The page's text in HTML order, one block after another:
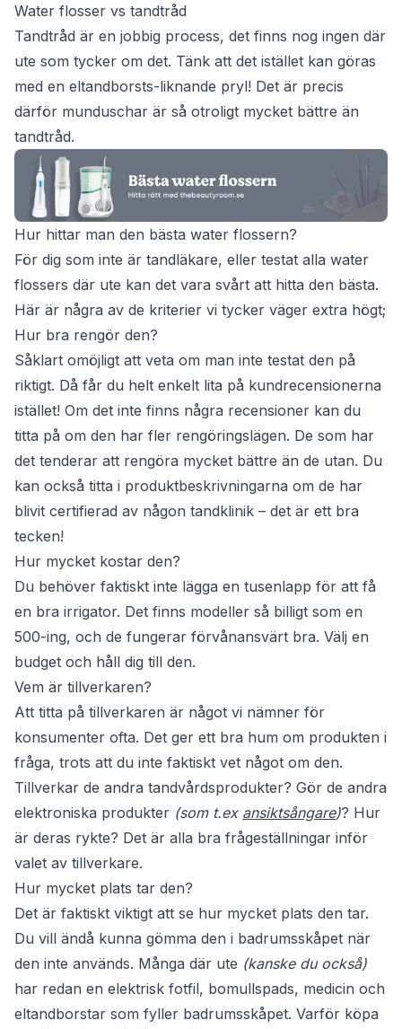
Water flosser vs tandtråd
Tandtråd är en jobbig process, det finns nog ingen där
ute som tycker om det. Tänk att det istället kan göras
med en eltandborsts-liknande pryl! Det är precis
därför munduschar är så otroligt mycket bättre än
tandtråd.
Hur hittar man den bästa water flossern?
För dig som inte är tandläkare, eller testat alla water
flossers där ute kan det vara svårt att hitta den bästa.
Här är några av de kriterier vi tycker väger extra högt;
Hur bra rengör den?
Såklart omöjligt att veta om man inte testat den på
riktigt. Då får du helt enkelt lita på kundrecensionerna
istället! Om det inte finns några recensioner kan du
titta på om den har fler rengöringslägen. De som har
det tenderar att rengöra mycket bättre än de utan. Du
kan också titta i produktbeskrivningarna om de har
blivit certifierad av någon tandklinik – det är ett bra
tecken!
Hur mycket kostar den?
Du behöver faktiskt inte lägga en tusenlapp för att få
en bra irrigator. Det finns modeller så billigt som en
500-ing, och de fungerar förvånansvärt bra. Välj en
budget och håll dig till den.
Vem är tillverkaren?
Att titta på tillverkaren är något vi nämner för
konsumenter ofta. Det ger ett bra hum om produkten i
fråga, trots att du inte faktiskt vet något om den.
Tillverkar de andra tandvårdsprodukter? Gör de andra
elektroniska produkter (som t.ex ansiktsångare)? Hur
är deras rykte? Det är alla bra frågeställningar inför
valet av tillverkare.
Hur mycket plats tar den?
Det är faktiskt viktigt att se hur mycket plats den tar.
Du vill ändå kunna gömma den i badrumsskåpet när
den inte används. Många där ute (kanske du också)
har redan en elektrisk fotfil, bomullspads, medicin och
eltandborstar som fyller badrumsskåpet. Varför köpa